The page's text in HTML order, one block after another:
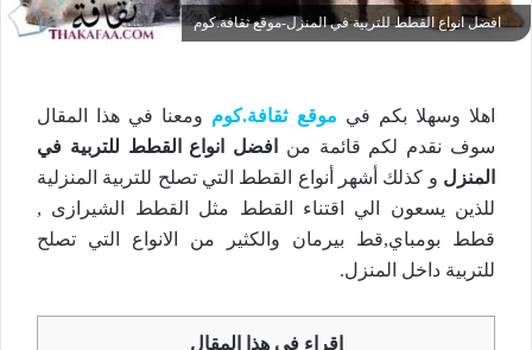
افضل انواع القطط للتربية في المنزل-موقع ثقافة.كوم
اهلا وسهلا بكم في موقع ثقافة.كوم ومعنا في هذا المقال
سوف نقدم لكم قائمة من
افضل انواع القطط للتربية في
المنزل و كذلك أشهر أنواع القطط التي تصلح للتربية المنزلية
للذين يسعون الي اقتناء القطط مثل القطط الشيرازى ,
قطط بومباي,قط بيرمان والكثير من الانواع التي تصلح
للتربية داخل المنزل.
إقراء في هذا المقال